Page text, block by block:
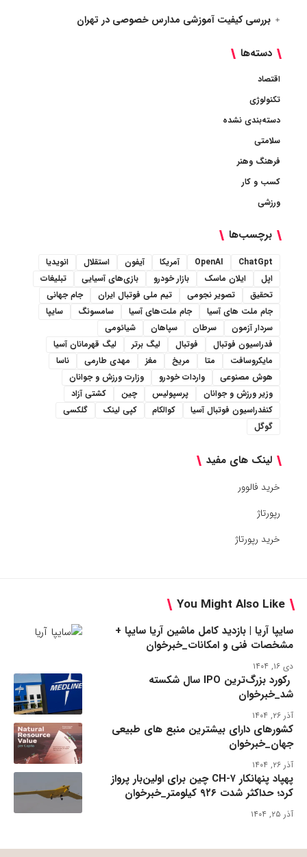
بررسی کیفیت آموزشی مدارس خصوصی در تهران
دسته‌ها
اقتصاد
تکنولوژی
دسته‌بندی نشده
سلامتی
فرهنگ وهنر
کسب و کار
ورزشی
برچسب‌ها
ChatGpt
OpenAI آمریکا آیفون استقلال
انویدیا
اپل
ایلان ماسک بازار خودرو بازی‌های آسیایی
تبلیغات
تحقیق
تصویر نجومی تیم ملی فوتبال ایران
جام جهانی
جام ملت های آسیا
جام ملت‌های آسیا سامسونگ
سایپا
سردار آزمون
سرطان سپاهان
شیائومی
فدراسیون فوتبال
فوتبال لیگ برتر
لیگ قهرمانان آسیا
مایکروسافت
متا مریخ مغز مهدی طارمی
ناسا
هوش مصنوعی
واردات خودرو
وزارت ورزش و جوانان
وزیر ورزش و جوانان
پرسپولیس چین
کشتی آزاد
کنفدراسیون فوتبال آسیا
کوالکام کپی لینک
گلکسی
گوگل
لینک های مفید
خرید فالوور
رپورتاژ
خرید رپورتاژ
You Might Also Like
سایپا آریا | بازدید کامل ماشین آریا سایپا +
مشخصات فنی و امکانات_خبرخوان
دی ۱۶, ۱۴۰۴
رکورد بزرگ‌ترین IPO سال شکسته
شد_خبرخوان
آذر ۲۶, ۱۴۰۴
کشورهای دارای بیشترین منبع های طبیعی
جهان_خبرخوان
آذر ۲۶, ۱۴۰۴
پهپاد پنهانکار CH-۷ چین برای اولین‌بار پرواز
کرد؛ حداکثر شدت ۹۲۶ کیلومتر_خبرخوان
آذر ۲۵, ۱۴۰۴